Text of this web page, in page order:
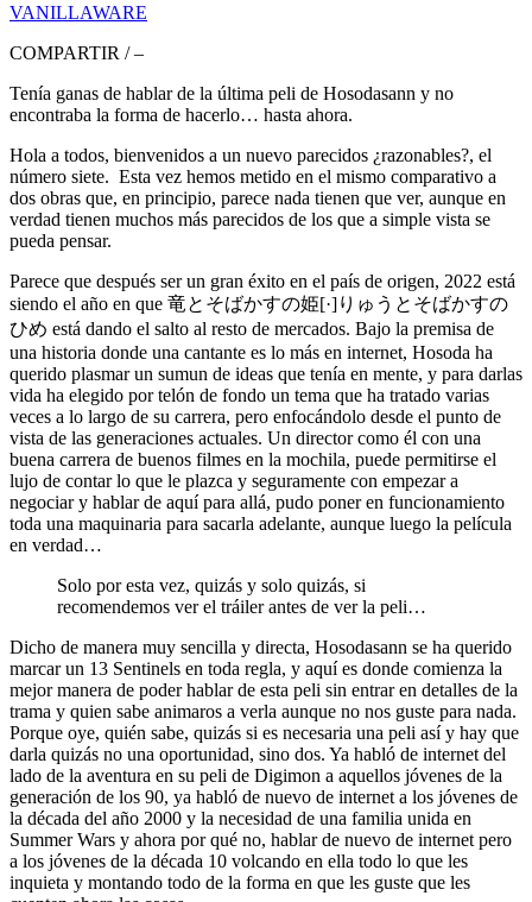
VANILLAWARE
COMPARTIR / –
Tenía ganas de hablar de la última peli de Hosodasann y no
encontraba la forma de hacerlo… hasta ahora.
Hola a todos, bienvenidos a un nuevo parecidos ¿razonables?, el
número siete. Esta vez hemos metido en el mismo comparativo a
dos obras que, en principio, parece nada tienen que ver, aunque en
verdad tienen muchos más parecidos de los que a simple vista se
pueda pensar.
Parece que después ser un gran éxito en el país de origen, 2022 está
siendo el año en que 竜とそばかすの姫[·]りゅうとそばかすの
ひめ está dando el salto al resto de mercados. Bajo la premisa de
una historia donde una cantante es lo más en internet, Hosoda ha
querido plasmar un sumun de ideas que tenía en mente, y para darlas
vida ha elegido por telón de fondo un tema que ha tratado varias
veces a lo largo de su carrera, pero enfocándolo desde el punto de
vista de las generaciones actuales. Un director como él con una
buena carrera de buenos filmes en la mochila, puede permitirse el
lujo de contar lo que le plazca y seguramente con empezar a
negociar y hablar de aquí para allá, pudo poner en funcionamiento
toda una maquinaria para sacarla adelante, aunque luego la película
en verdad…
Solo por esta vez, quizás y solo quizás, si
recomendemos ver el tráiler antes de ver la peli…
Dicho de manera muy sencilla y directa, Hosodasann se ha querido
marcar un 13 Sentinels en toda regla, y aquí es donde comienza la
mejor manera de poder hablar de esta peli sin entrar en detalles de la
trama y quien sabe animaros a verla aunque no nos guste para nada.
Porque oye, quién sabe, quizás si es necesaria una peli así y hay que
darla quizás no una oportunidad, sino dos. Ya habló de internet del
lado de la aventura en su peli de Digimon a aquellos jóvenes de la
generación de los 90, ya habló de nuevo de internet a los jóvenes de
la década del año 2000 y la necesidad de una familia unida en
Summer Wars y ahora por qué no, hablar de nuevo de internet pero
a los jóvenes de la década 10 volcando en ella todo lo que les
inquieta y montando todo de la forma en que les guste que les